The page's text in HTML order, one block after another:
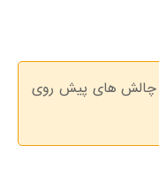
چالش های پیش روی